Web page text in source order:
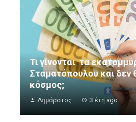
Τι γίνονται τα
Σταματόπουλου και δεν
κόσμος;
Δημάρατος 3 έτη ago